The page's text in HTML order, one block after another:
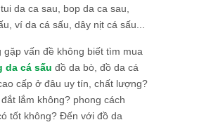
da ca sau, bop da ca sau,
ví da cá sấu, dây nịt cá sấu...
gặp vấn đề không biết tìm mua
da cá sấu đồ da bò, đồ da cá
cấp ở đâu uy tín, chất lượng?
lắm không? phong cách
tốt không? Đến với đồ da